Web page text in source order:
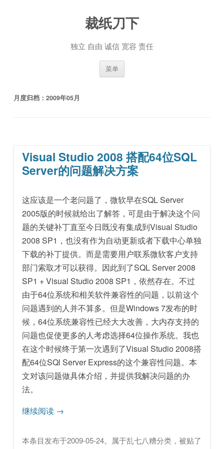
裁纸刀下
独立 自由 诚信 宽容 责任
菜单
月度归档：2009年05月
Visual Studio 2008 搭配64位SQL
Server的问题解决方案
这应该是一个老问题了，微软早在SQL Server
2005版的时候就给出了解答，可是由于解决这个问
题的关键补丁直至今日既没有集成到Visual Studio
2008 SP1，也没有作为自动更新或者下载中心单独
下载的补丁提供。而是需要用户联系微软客户支持
部门索取才可以获得。因此到了SQL Server 2008
SP1 + Visual Studio 2008 SP1，依然存在。不过
由于64位系统和相关软件兼容性的问题，以前这个
问题遇到的人并不算多。但是Windows 7发布的时
候，64位系统兼容性已经大大改善，大内存支持的
问题也促使更多的人考虑选择64位操作系统。我也
在这个时候终于第一次遇到了Visual Studio 2008搭
配64位SQl Server Express的这个兼容性问题。本
文对该问题做具体介绍，并提供我解决问题的办
法。
继续阅读 →
本条目发布于2009-05-24。属于乱七八糟分类，被贴了